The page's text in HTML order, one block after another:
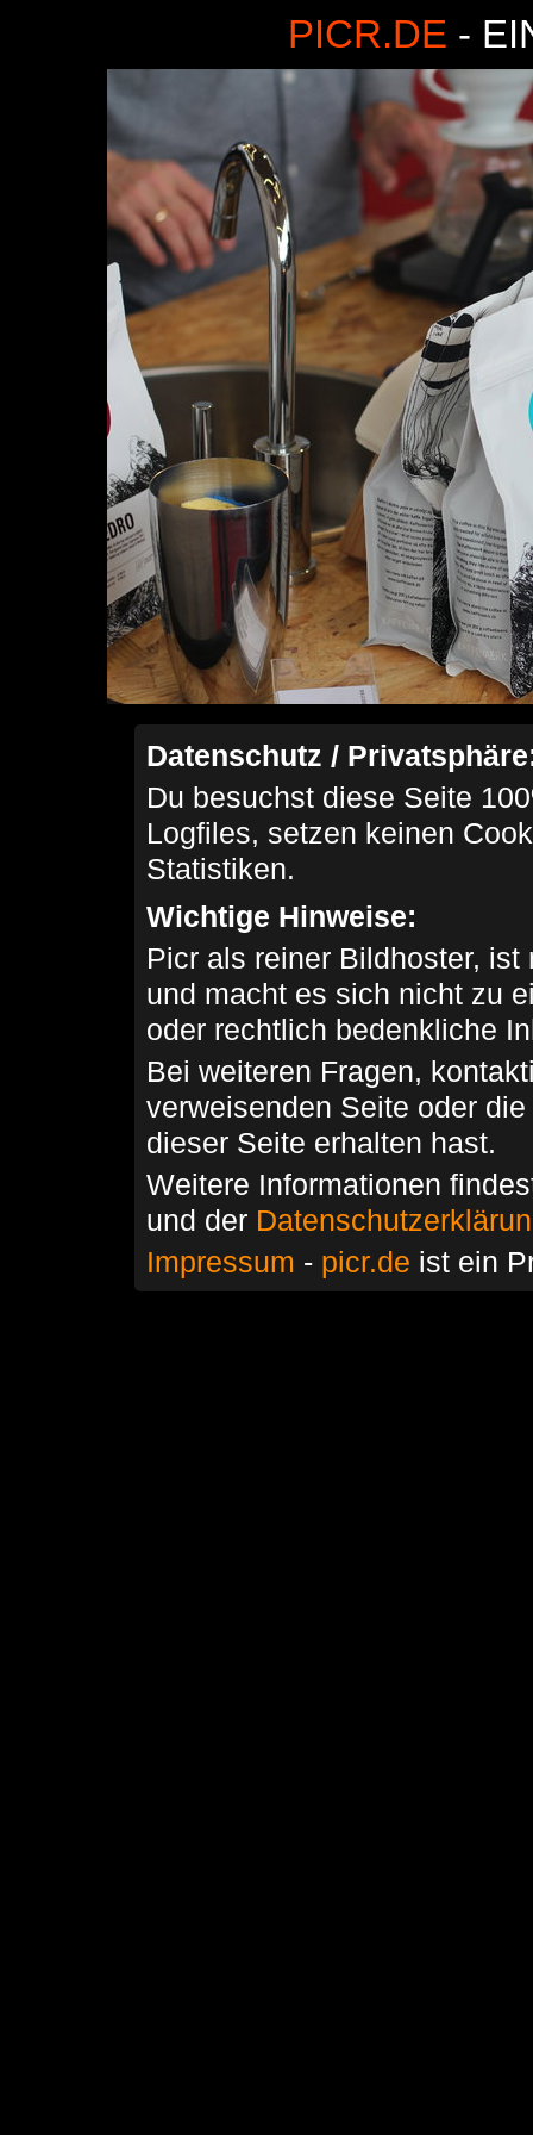
PICR.DE -
Datenschutz /
Du besuchst diese Seite
Logfiles, setzen keinen
Statistiken.
Wichtige Hinweise:
Picr als reiner Bildhoster,
und macht es sich nicht zu
oder rechtlich bedenkliche
Bei weiteren Fragen,
verweisenden Seite oder
dieser Seite erhalten hast.
Weitere Informationen
und der
Impressum - picr.de ist ein